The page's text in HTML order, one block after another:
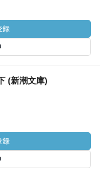
(新潮文庫)